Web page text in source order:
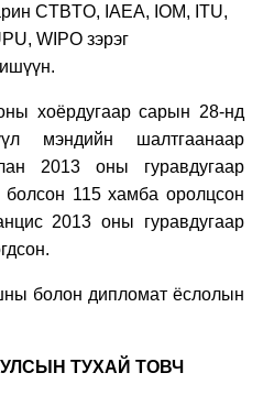
CTBTO, IAEA, IOM, ITU,
WIPO зэрэг
хоёрдугаар сарын 28-нд
мэндийн шалтгаанаар
2013 оны гуравдугаар
115 хамба оролцсон
2013 оны гуравдугаар
болон дипломат ёслолын
ТУХАЙ ТОВЧ